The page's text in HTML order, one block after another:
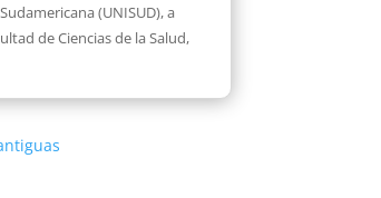
(UNISUD), a
de Ciencias de la Salud,